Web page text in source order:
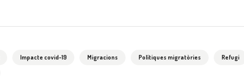
Impacte covid-19 Migracions Polítiques migratòries
Refugi